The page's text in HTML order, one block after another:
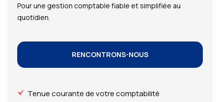
Pour une gestion comptable fiable et simplifiée au
quotidien.
RENCONTRONS-NOUS
Tenue courante de votre comptabilité